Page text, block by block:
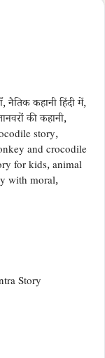
नैतिक कहानी हिंदी में,
की कहानी,
story,
and crocodile
for kids, animal
with moral,
Story